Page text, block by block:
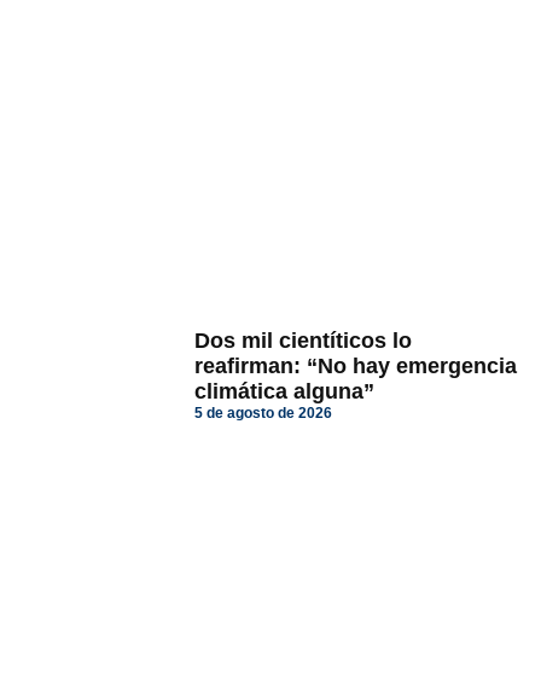
Dos mil cientíticos lo
reafirman: “No hay emergencia
climática alguna”
5 de agosto de 2026